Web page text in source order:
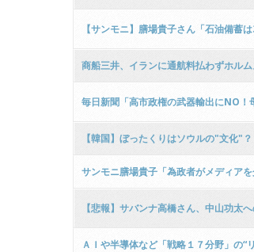
【サンモニ】膳場貴子さん「石油備蓄
商船三井、イランに通航料払わずホル
毎日新聞「高市政権の武器輸出にNO
【韓国】ぼったくりはソウルの"文化"
サンモニ膳場貴子「為政者がメディア
【悲報】サバンナ高橋さん、中山功
ＡＩや半導体など「戦略１７分野」の